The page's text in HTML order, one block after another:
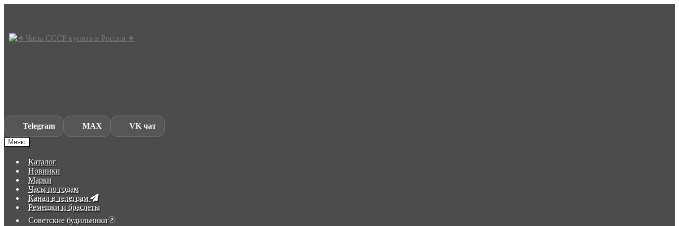
Skip
Skip
Telegram MAX VK чат
Меню
Каталог
Новинки
Марки
Часы по годам
Канал в телеграм
Ремешки и браслеты
Советские будильники